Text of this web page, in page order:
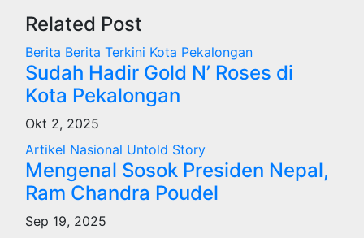
Related Post
Berita Berita Terkini Kota Pekalongan
Sudah Hadir Gold N’ Roses di
Kota Pekalongan
Okt 2, 2025
Artikel Nasional Untold Story
Mengenal Sosok Presiden Nepal,
Ram Chandra Poudel
Sep 19, 2025